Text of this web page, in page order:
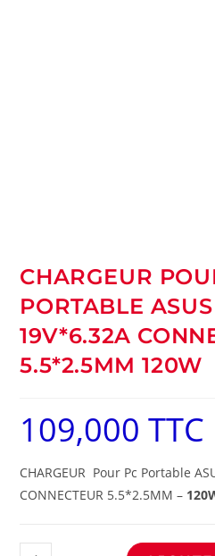
CHARGEUR
PORTABLE
19V*6.32A
5.5*2.5MM 120W
109,000TTC
CHARGEUR Pour Pc Portable
CONNECTEUR 5.5*2.5MM –